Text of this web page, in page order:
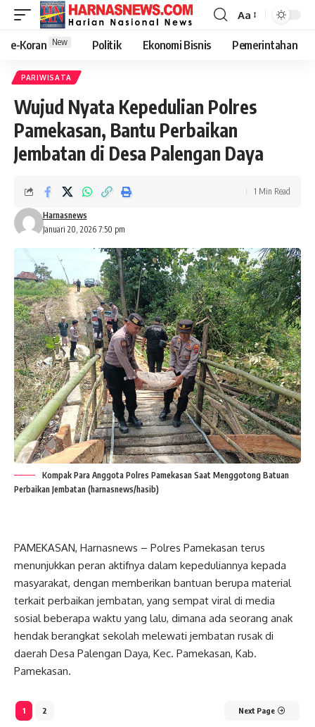
Aa
e-Koran New Politik Ekonomi Bisnis Pemerintahan
PARIWISATA
Wujud Nyata Kepedulian Polres
Pamekasan, Bantu Perbaikan
Jembatan di Desa Palengan Daya
Januari 20, 2026 7:50 pm
Harnasnews
1 Min Read
Kompak Para Anggota Polres Pamekasan Saat Menggotong Batuan
Perbaikan Jembatan (harnasnews/hasib)
PAMEKASAN, Harnasnews – Polres Pamekasan terus
menunjukkan peran aktifnya dalam kepeduliannya kepada
masyarakat, dengan memberikan bantuan berupa material
terkait perbaikan jembatan, yang sempat viral di media
sosial beberapa waktu yang lalu, dimana ada seorang anak
hendak berangkat sekolah melewati jembatan rusak di
daerah Desa Palengan Daya, Kec. Pamekasan, Kab.
Pamekasan.
1 2 Next Page